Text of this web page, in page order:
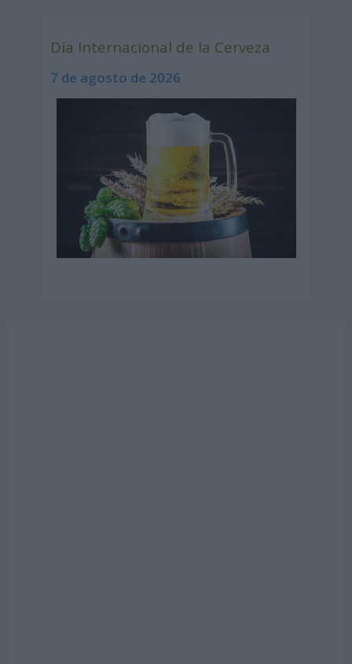
Día Internacional de la Cerveza
7 de agosto de 2026